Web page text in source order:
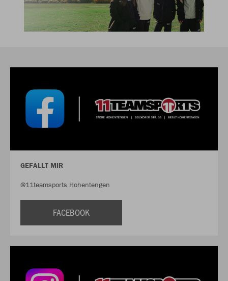
GEFÄLLT MIR
@11teamsports Hohentengen
FACEBOOK